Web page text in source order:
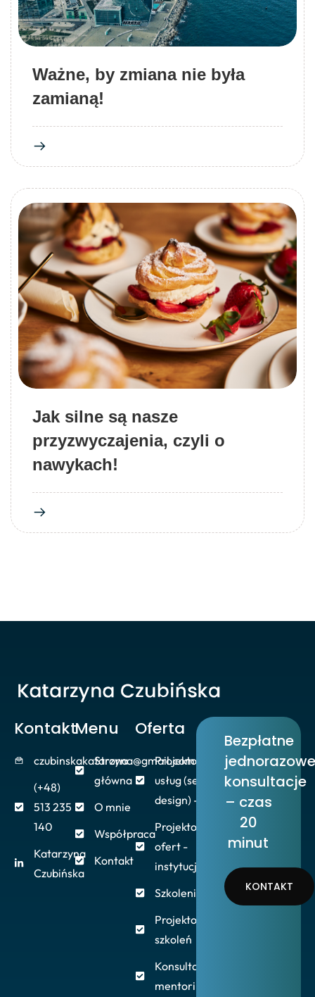
Ważne, by zmiana nie była
zamianą!
Jak silne są nasze
przyzwyczajenia, czyli o
nawykach!
Kontakt
czubinskakatarzyna@gmail.com
(+48)
513 235
140
Katarzyna
Czubińska
Menu
Strona
główna
O mnie
Współpraca
Kontakt
Oferta
Projektowanie
usług (service
design) - firmy
Projektowanie
ofert -
instytucje/NGO
Szkolenia/Warsztaty
Projektowanie
szkoleń
Konsultacje,
mentoring
Bezpłatne
jednorazowe
konsultacje
– czas
20
minut
KONTAKT